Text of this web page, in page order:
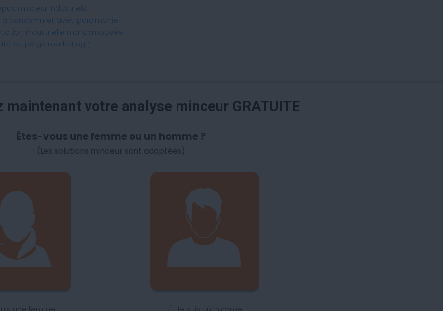
minceur industriels
consommer avec parcimonie
industrielle mal composée
ou piège marketing ?
maintenant votre analyse minceur GRATUITE
Êtes-vous une femme ou un homme ?
(Les solutions minceur sont adaptées)
une femme Je suis un homme